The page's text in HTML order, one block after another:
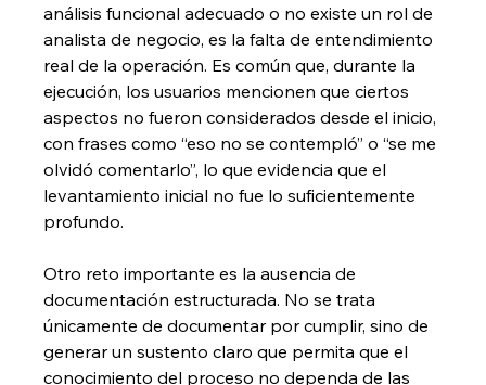
análisis funcional adecuado o no existe un rol de
analista de negocio, es la falta de entendimiento
real de la operación. Es común que, durante la
ejecución, los usuarios mencionen que ciertos
aspectos no fueron considerados desde el inicio,
con frases como “eso no se contempló” o “se me
olvidó comentarlo”, lo que evidencia que el
levantamiento inicial no fue lo suficientemente
profundo.
Otro reto importante es la ausencia de
documentación estructurada. No se trata
únicamente de documentar por cumplir, sino de
generar un sustento claro que permita que el
conocimiento del proceso no dependa de las